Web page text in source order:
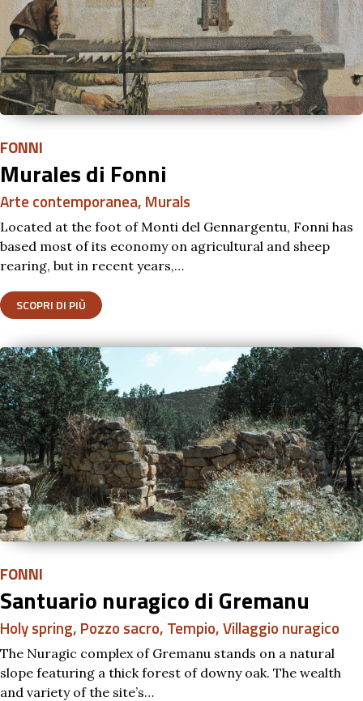
FONNI
Murales di Fonni
Arte contemporanea, Murals
Located at the foot of Monti del Gennargentu, Fonni has
based most of its economy on agricultural and sheep
rearing, but in recent years,…
SCOPRI DI PIÙ
FONNI
Santuario nuragico di Gremanu
Holy spring, Pozzo sacro, Tempio,Villaggio nuragico
The Nuragic complex of Gremanu stands on a natural
slope featuring a thick forest of downy oak. The wealth
and variety of the site’s…